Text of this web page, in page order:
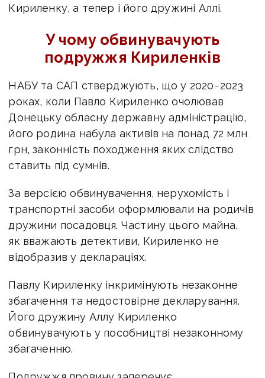
Кириленку, а тепер і його дружині Аллі.
У чому обвинувачують
подружжя Кириленків
НАБУ та САП стверджують, що у 2020−2023
роках, коли Павло Кириленко очолював
Донецьку обласну державну адміністрацію,
його родина набула активів на понад 72 млн
грн, законність походження яких слідство
ставить під сумнів.
За версією обвинувачення, нерухомість і
транспортні засоби оформлювали на родичів
дружини посадовця. Частину цього майна,
як вважають детективи, Кириленко не
відобразив у деклараціях.
Павлу Кириленку інкримінують незаконне
збагачення та недостовірне декларування.
Його дружину Аллу Кириленко
обвинувачують у пособництві незаконному
збагаченню.